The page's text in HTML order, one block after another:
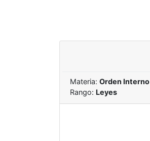
Materia: Orden Interno
Rango: Leyes